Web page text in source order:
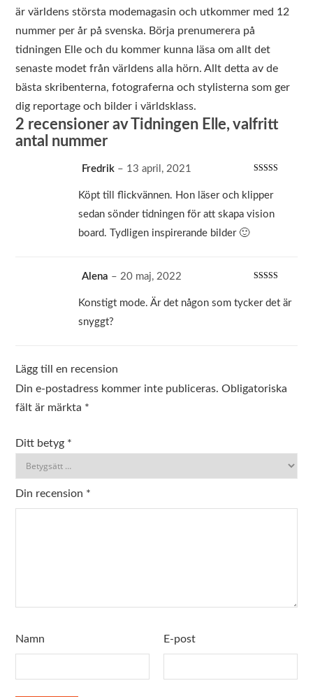
är världens största modemagasin och utkommer med 12
nummer per år på svenska. Börja prenumerera på
tidningen Elle och du kommer kunna läsa om allt det
senaste modet från världens alla hörn. Allt detta av de
bästa skribenterna, fotograferna och stylisterna som ger
dig reportage och bilder i världsklass.
2 recensioner avTidningen Elle, valfritt
antal nummer
Fredrik – 13 april, 2021
Köpt till flickvännen. Hon läser och klipper
sedan sönder tidningen för att skapa vision
board. Tydligen inspirerande bilder 🙂
av 5
Alena – 20 maj, 2022
Konstigt mode. Är det någon som tycker det är
snyggt?
Lägg till en recension
Din e-postadress kommer inte publiceras. Obligatoriska
fält är märkta *
Ditt betyg *
Din recension *
Namn E-post